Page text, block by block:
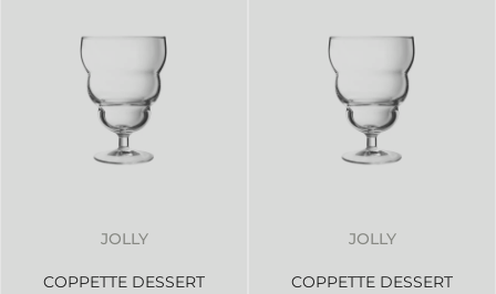
JOLLY
COPPETTE DESSERT
JOLLY
COPPETTE DESSERT